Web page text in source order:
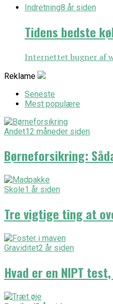
Indretning8 år siden
Tidens bedste
Internettet bugner af
Reklame
Seneste
Mest populære
Andet12 måneder siden
Børneforsikring:
Skole1 år siden
Tre vigtige ting at
Graviditet2 år siden
Hvad er en NIPT